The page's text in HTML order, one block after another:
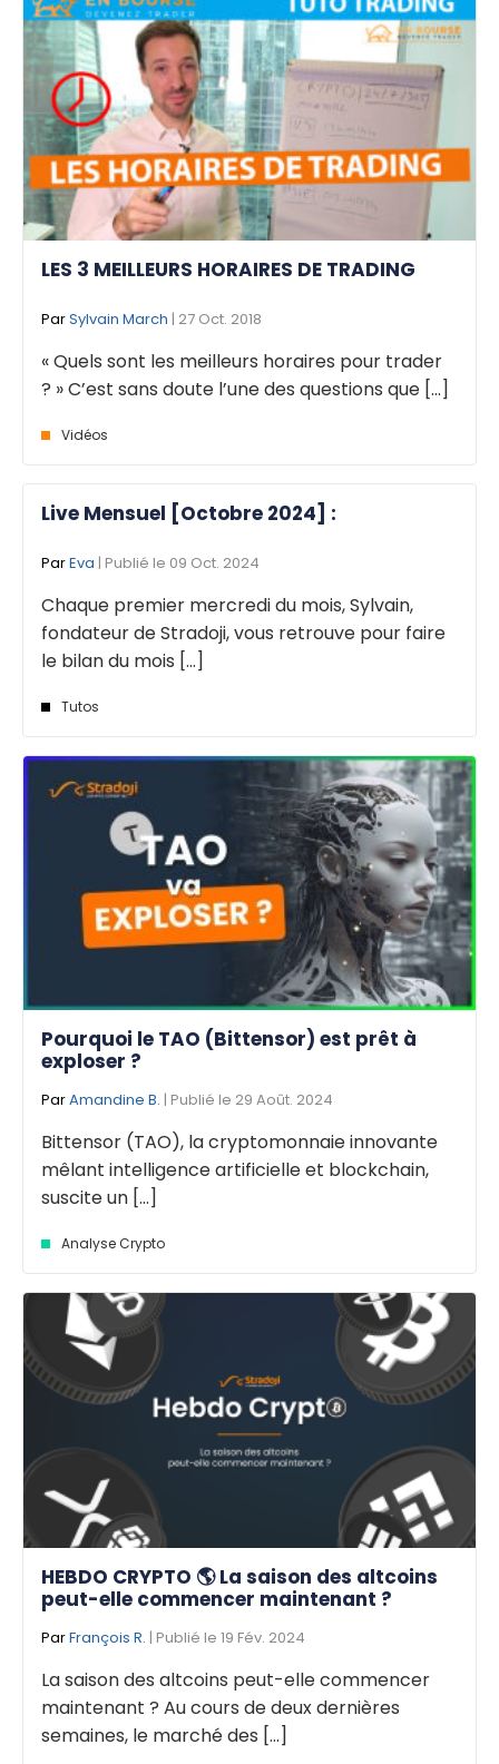
LES 3 MEILLEURS HORAIRES DE TRADING
ParSylvain March | 27 Oct. 2018
« Quels sont les meilleurs horaires pour trader
? » C’est sans doute l’une des questions que [...]
Vidéos
Live Mensuel [Octobre 2024] :
ParEva | Publié le 09 Oct. 2024
Chaque premier mercredi du mois, Sylvain,
fondateur de Stradoji, vous retrouve pour faire
le bilan du mois [...]
Tutos
Pourquoi le TAO (Bittensor) est prêt à
exploser ?
ParAmandine B. | Publié le 29 Août. 2024
Bittensor (TAO), la cryptomonnaie innovante
mêlant intelligence artificielle et blockchain,
suscite un [...]
Analyse Crypto
HEBDO CRYPTO 🌎 La saison des altcoins
peut-elle commencer maintenant ?
ParFrançois R. | Publié le 19 Fév. 2024
La saison des altcoins peut-elle commencer
maintenant ? Au cours de deux dernières
semaines, le marché des [...]